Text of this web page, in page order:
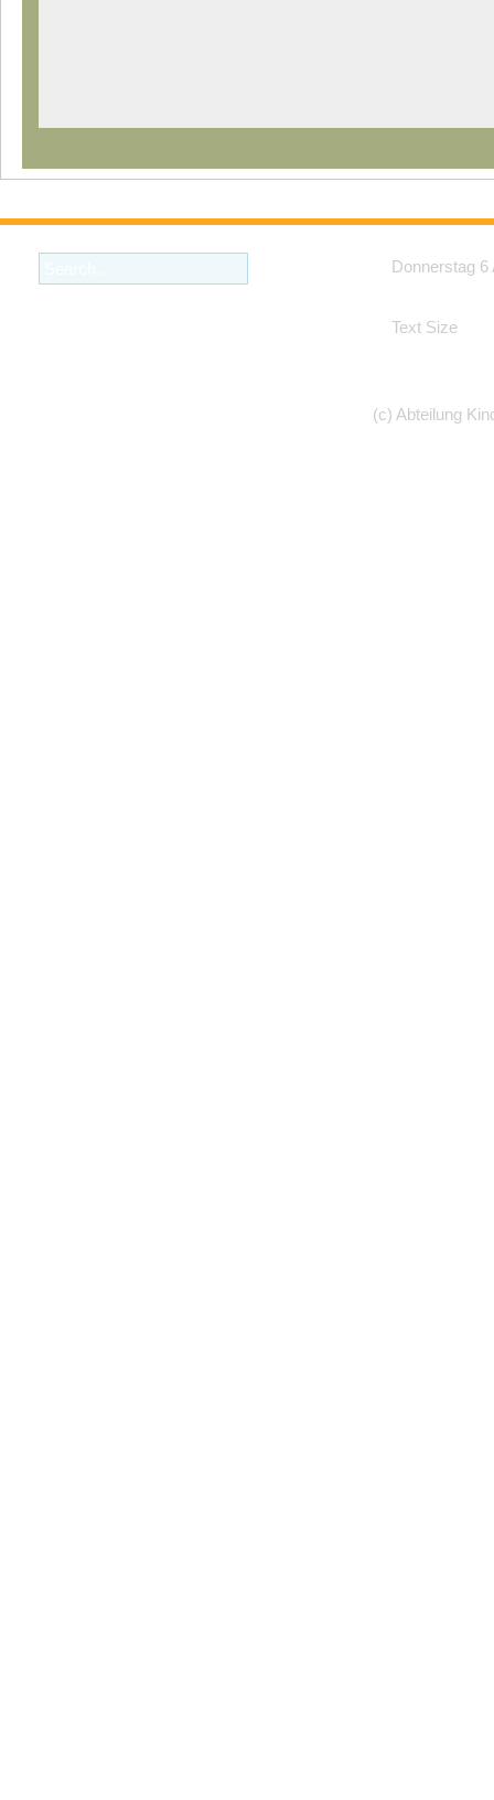
Donnerstag 6
Text Size
(c) Abteilung